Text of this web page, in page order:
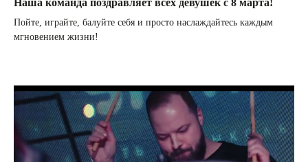
Наша команда поздравляет всех девушек с 8 марта!
Пойте, играйте, балуйте себя и просто наслаждайтесь каждым
мгновением жизни!